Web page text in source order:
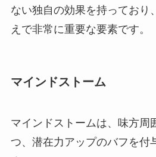
ない独自の効果を持っており
えで非常に重要な要素です。
マインドストーム
マインドストームは、味方周
つ、潜在力アップのバフを付